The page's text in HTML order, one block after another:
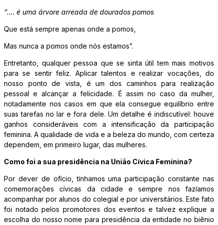
“…. é uma árvore arreada de dourados pomos
Que está sempre apenas onde a pomos,
Mas nunca a pomos onde nós estamos”.
Entretanto, qualquer pessoa que se sinta útil tem mais motivos
para se sentir feliz. Aplicar talentos e realizar vocações, do
nosso ponto de vista, é um dos caminhos para realização
pessoal e alcançar a felicidade. É assim no caso da mulher,
notadamente nos casos em que ela consegue equilíbrio entre
suas tarefas no lar e fora dele. Um detalhe é indiscutível: houve
ganhos consideráveis com a intensificação da participação
feminina. A qualidade de vida e a beleza do mundo, com certeza
dependem, em primeiro lugar, das mulheres.
Como foi a sua presidência na União Cívica Feminina?
Por dever de ofício, tínhamos uma participação constante nas
comemorações cívicas da cidade e sempre nos fazíamos
acompanhar por alunos do colegial e por universitários. Este fato
foi notado pelos promotores dos eventos e talvez explique a
escolha do nosso nome para presidência da entidade no biênio